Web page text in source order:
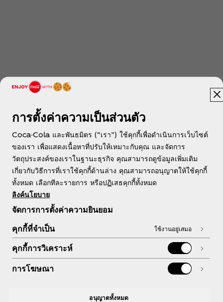
การตั้งค่าความเป็นส่วนตัว
Coca-Cola และพันธมิตร (“เรา”) ใช้คุกกี้เพื่อดำเนินการเว็บไซต์
ของเรา เพื่อแสดงเนื้อหาที่ปรับให้เหมาะกับคุณ และจัดการ
วัตถุประสงค์ของเราในฐานะธุรกิจ คุณสามารถดูข้อมูลเพิ่มเติม
เกี่ยวกับวิธีการที่เราใช้คุกกี้ด้านล่าง คุณสามารถอนุญาตให้ใช้คุกกี้
ทั้งหมด เลือกทีละรายการ หรือปฏิเสธคุกกี้ทั้งหมด
ลิงค์นโยบาย
จัดการการตั้งค่าความยินยอม
คุกกี้ที่จำเป็น
ใช้งานอยู่เสมอ
คุกกี้การวิเคราะห์
การโฆษณา
อนุญาตทั้งหมด